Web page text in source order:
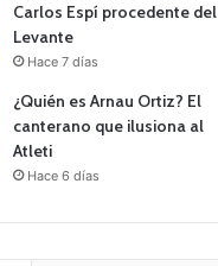
Carlos Espí procedente del
Levante
Hace 7 días
¿Quién es Arnau Ortiz? El
canterano que ilusiona al
Atleti
Hace 6 días